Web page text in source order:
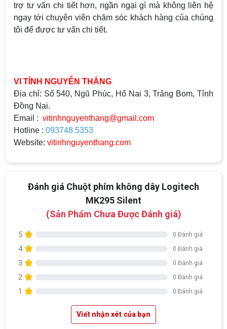
trợ tư vấn chi tiết hơn, ngần ngại gì mà không liên hệ
ngay tới chuyên viên chăm sóc khách hàng của chúng
tôi để được tư vấn chi tiết.
VI TÍNH NGUYỄN THẮNG
Địa chỉ: Số 540, Ngũ Phúc, Hố Nai 3, Trảng Bom, Tỉnh
Đồng Nai.
Email : vitinhnguyenthang@gmail.com
Hotline : 093748.5353
Website: vitinhnguyenthang.com
Đánh giá Chuột phím không dây Logitech
MK295 Silent
(Sản Phẩm Chưa Được Đánh giá)
5 0 Đánh giá
4 0 Đánh giá
3 0 Đánh giá
2 0 Đánh giá
1 0 Đánh giá
Viết nhận xét của bạn
Top 18 tựa game PC huyền thoại gắn liền
Top 18 tựa game PC huyền thoại gắn liền với tuổi
thơ của game thủ Việt vào những năm 2000
Hãng ASRock Công Bố 2 dòng Card Đồ
ASRock Công Bố Series Cạc Đồ Họa AMD
Radeon™ RX 6600 XT Cung Cấp Hiệu Suất Chơi